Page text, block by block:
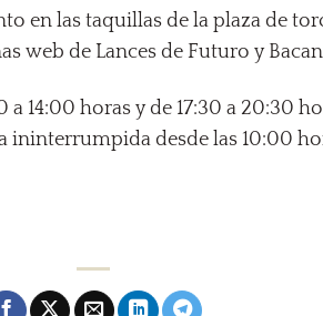
en las taquillas de la plaza de
web de Lances de Futuro y
14:00 horas y de 17:30 a 20:30
ininterrumpida desde las 10:00